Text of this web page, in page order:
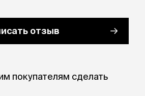
отзыв
покупателям сделать